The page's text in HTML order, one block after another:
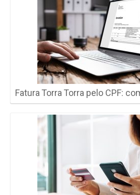
Fatura Torra Torra pelo CPF: